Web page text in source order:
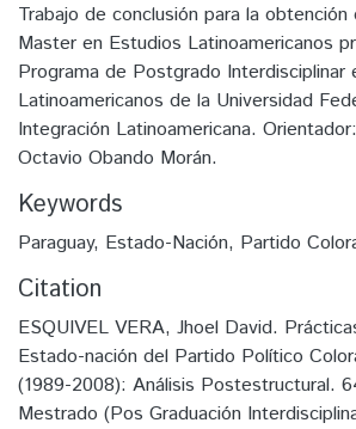
Trabajo de conclusión para la
Master en Estudios Latinoamericanos
Programa de Postgrado Interdisciplinar
Latinoamericanos de la Universidad
Integración Latinoamericana.
Octavio Obando Morán.
Keywords
Paraguay, Estado-Nación, Partido
Citation
ESQUIVEL VERA, Jhoel David.
Estado-nación del Partido Político
(1989-2008): Análisis Postestructural.
Mestrado (Pos Graduación